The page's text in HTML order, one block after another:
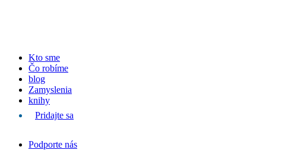
Kto sme
Čo robíme
blog
Zamyslenia
knihy
Pridajte sa
Podporte nás